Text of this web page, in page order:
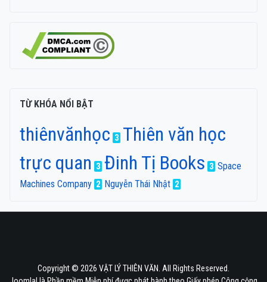
TỪ KHÓA NỔI BẬT
thiênvănhọc 3 Thiên văn học
trực quan
3 Đinh Tị Books 3 Space
Machines Company 2 Nguyễn Thái Nhật 2
Copyright © 2026 VẬT LÝ THIÊN VĂN. All Rights Reserved.